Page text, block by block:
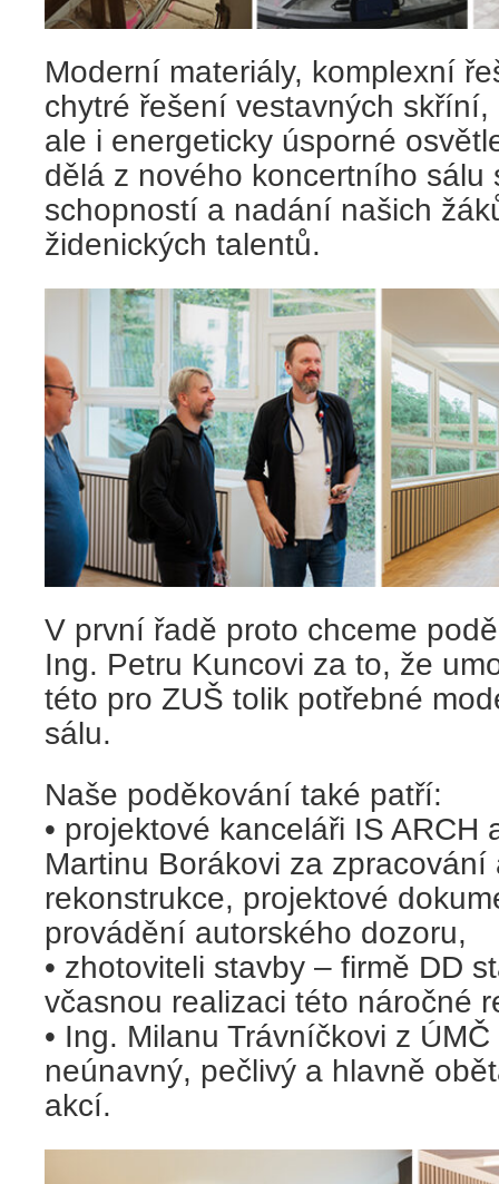
Moderní materiály, komplexní
chytré řešení vestavných
ale i energeticky úsporné
dělá z nového koncertního sálu
schopností a nadání našich
židenických talentů.
V první řadě proto chceme
Ing. Petru Kuncovi za to, že
této pro ZUŠ tolik potřebné
sálu.
Naše poděkování také patří:
• projektové kanceláři IS ARCH
Martinu Borákovi za
rekonstrukce, projektové
provádění autorského dozoru,
• zhotoviteli stavby – firmě DD
včasnou realizaci této náročné
• Ing. Milanu Trávníčkovi z
neúnavný, pečlivý a hlavně
akcí.